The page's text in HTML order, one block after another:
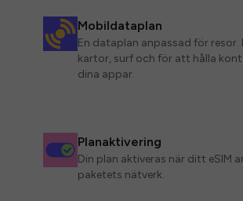
Mobildataplan
En dataplan anpassad för resor.
kartor, surf och för att hålla
dina appar.
Planaktivering
Din plan aktiveras när ditt eSIM
paketets nätverk.